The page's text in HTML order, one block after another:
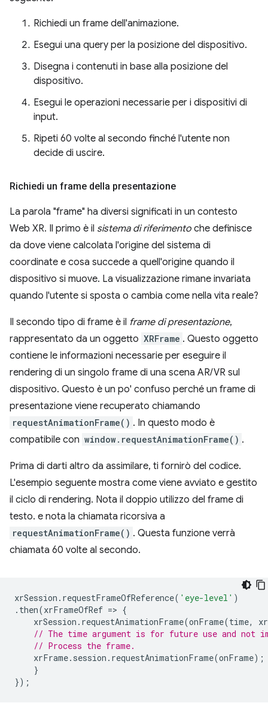
Richiedi un frame dell'animazione.
Esegui una query per la posizione del dispositivo.
Disegna i contenuti in base alla posizione del
dispositivo.
Esegui le operazioni necessarie per i dispositivi di
input.
Ripeti 60 volte al secondo finché l'utente non
decide di uscire.
Richiedi un frame della presentazione
La parola "frame" ha diversi significati in un contesto
Web XR. Il primo è il sistema di riferimento che definisce
da dove viene calcolata l'origine del sistema di
coordinate e cosa succede a quell'origine quando il
dispositivo si muove. La visualizzazione rimane invariata
quando l'utente si sposta o cambia come nella vita reale?
Il secondo tipo di frame è il frame di presentazione,
rappresentato da un oggetto XRFrame . Questo oggetto
contiene le informazioni necessarie per eseguire il
rendering di un singolo frame di una scena AR/VR sul
dispositivo. Questo è un po' confuso perché un frame di
presentazione viene recuperato chiamando
requestAnimationFrame() . In questo modo è
compatibile con window.requestAnimationFrame() .
Prima di darti altro da assimilare, ti fornirò del codice.
L'esempio seguente mostra come viene avviato e gestito
il ciclo di rendering. Nota il doppio utilizzo del frame di
testo. e nota la chiamata ricorsiva a
requestAnimationFrame() . Questa funzione verrà
chiamata 60 volte al secondo.
xrSession . requestFrameOfReference( 'eye-level' )
. then(xrFrameOfRef => {
xrSession . requestAnimationFrame(onFrame(time,
// The time argument is for future use and not
// Process the frame.
xrFrame. session . requestAnimationFrame(onFrame);
}
});